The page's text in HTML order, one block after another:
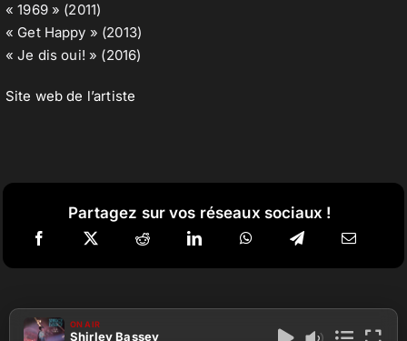
« 1969 » (2011)
« Get Happy » (2013)
« Je dis oui! » (2016)
Site web de l’artiste
Partagez sur vos réseaux sociaux !
ON AIR
Shirley Bassey